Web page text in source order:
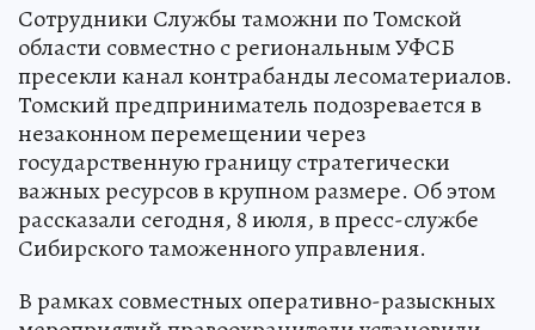
Сотрудники Службы таможни по Томской
области совместно с региональным УФСБ
пресекли канал контрабанды лесоматериалов.
Томский предприниматель подозревается в
незаконном перемещении через
государственную границу стратегически
важных ресурсов в крупном размере. Об этом
рассказали сегодня, 8 июля, в пресс-службе
Сибирского таможенного управления.
В рамках совместных оперативно-разыскных